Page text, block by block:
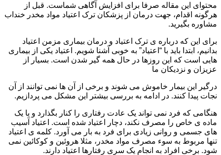
محتوای این مقاله صرفا برای افزایش آگاهی شماست. قبل از
هرگونه اقدام، جهت درمان از پزشکان ترک اعتیاد مواد مخدر خنداب
مشاوره بگیرید.
برای این که درباره ی ترک اعتیاد و درمان بیماری مزمن اعتیاد
بدانیم، ابتدا باید با “اعتیاد” به خوبی آشنا شویم. اعتیاد یکی از بیماری
هایی است که این روزها در حال همه گیر شدن است. بسیار از
عزیزان و نزدیکان ما
درگیر این بیمار خاموش می شوند و برخی از آن ها نمی توانند از آن
نجات پیدا کنند. در ادامه به بررسی بیشتر این مشکل می پردازیم.
هنگامی که فرد نمی تواند یک عادت رفتاری را کنار بگذارد و یا یک
ماده ی خاص را مصرف نکند، دچار اعتیاد شده است. اعتیاد آسیب
های جسمی و روانی زیادی برای فرد به بار می آورد. کلمه ی اعتیاد
تنها مربوط به سوء مصرف مواد مخدر، مثلا هروئین و کوکائین نمی
شود. برخی افراد به انجام یک سری رفتارها اعتیاد دارند.